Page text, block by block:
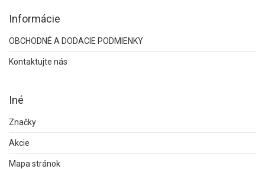
Informácie
OBCHODNÉ A DODACIE PODMIENKY
Kontaktujte nás
Iné
Značky
Akcie
Mapa stránok